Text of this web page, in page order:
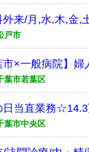
外来/月,水,木,
戸市
市×一般病院】
葉市若葉区
日当直業務☆14.3
葉市中央区